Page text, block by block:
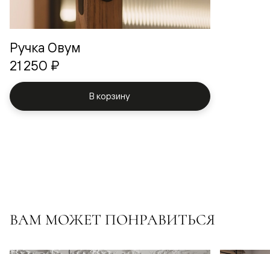
Ручка Овум
21 250 ₽
В корзину
ВАМ МОЖЕТ ПОНРАВИТЬСЯ